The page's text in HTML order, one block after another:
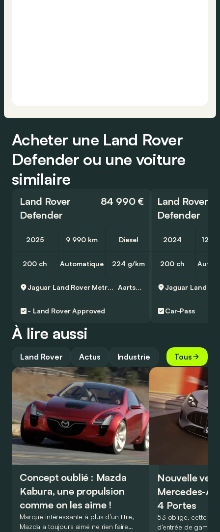
Acheter une Land Rover
Defender ou une voiture
similaire
Land Rover
Defender
84 990 €
2025 9 990 km Diesel
200 ch Automatique 224 g/km
Jaguar Land Rover Metropool Zuid Aartselaar
- Land Rover Approved
Land Rover
Defender
2024 12
200 ch
Car-Pass
À lire aussi
Land Rover Actus Industrie Tous
Concept oublié : Mazda
Kabura, une propulsion
comme on les aime !
Marque intéressante à plus d’un titre,
Mazda a toujours aimé ne rien faire
Nouvelle
Mercedes-
4 Portes
53 oblige, cette
d’entrée de